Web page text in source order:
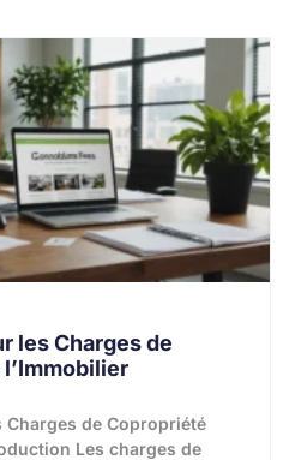
les Charges de
Charges de Copropriété
Les charges de